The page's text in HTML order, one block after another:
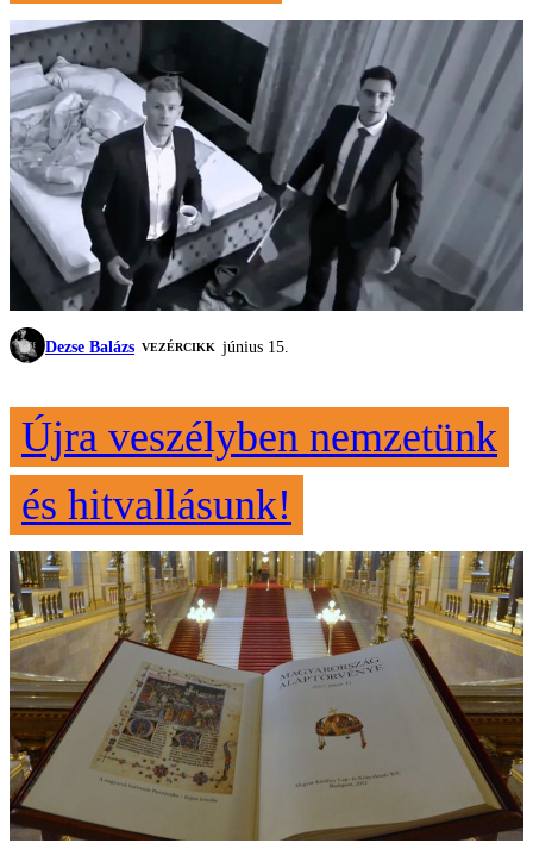
Dezse Balázs VEZÉRCIKK június 15.
Újra veszélyben nemzetünk
és hitvallásunk!